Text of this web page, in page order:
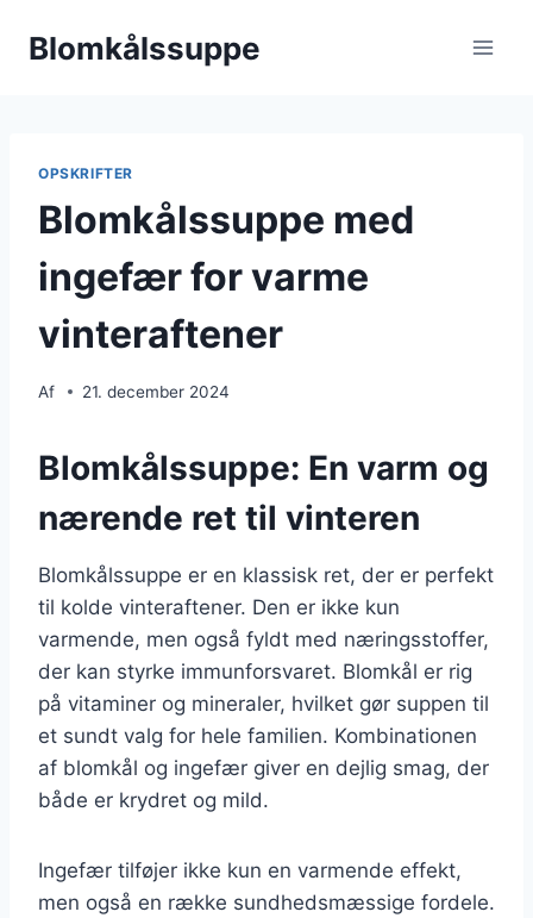
Blomkålssuppe
OPSKRIFTER
Blomkålssuppe med
ingefær for varme
vinteraftener
Af 21. december 2024
Blomkålssuppe: En varm og
nærende ret til vinteren
Blomkålssuppe er en klassisk ret, der er perfekt
til kolde vinteraftener. Den er ikke kun
varmende, men også fyldt med næringsstoffer,
der kan styrke immunforsvaret. Blomkål er rig
på vitaminer og mineraler, hvilket gør suppen til
et sundt valg for hele familien. Kombinationen
af blomkål og ingefær giver en dejlig smag, der
både er krydret og mild.
Ingefær tilføjer ikke kun en varmende effekt,
men også en række sundhedsmæssige fordele.